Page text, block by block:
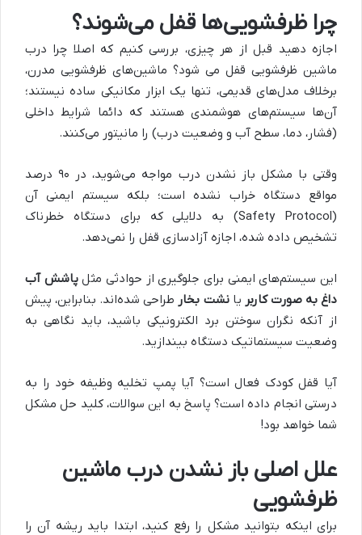
چرا ظرفشویی‌ها قفل می‌شوند؟
اجازه دهید قبل از هر چیزی، بررسی کنیم که اصلا چرا درب
ماشین ظرفشویی قفل می شود؟ ماشین‌های ظرفشویی مدرن،
برخلاف مدل‌های قدیمی، تنها یک ابزار مکانیکی ساده نیستند؛
آن‌ها سیستم‌های هوشمندی هستند که دائما شرایط داخلی
(فشار، دما، سطح آب و وضعیت درب) را مانیتور می‌کنند.
وقتی با مشکل باز نشدن درب مواجه می‌شوید، در ۹۰ درصد
مواقع دستگاه خراب نشده است؛ بلکه سیستم ایمنی آن
(Safety Protocol) به دلایلی که برای دستگاه خطرناک
تشخیص داده شده، اجازه آزادسازی قفل را نمی‌دهد.
این سیستم‌های ایمنی برای جلوگیری از حوادثی مثلپاشش آب
داغ به صورت کاربر یانشت بخار طراحی شده‌اند. بنابراین، پیش
از آنکه نگران سوختن برد الکترونیکی باشید، باید نگاهی به
وضعیت سیستماتیک دستگاه بیندازید.
آیا قفل کودک فعال است؟ آیا پمپ تخلیه وظیفه خود را به
درستی انجام داده است؟ پاسخ به این سوالات، کلید حل مشکل
شما خواهد بود!
علل اصلی باز نشدن درب ماشین
ظرفشویی
برای اینکه بتوانید مشکل را رفع کنید، ابتدا باید ریشه آن را